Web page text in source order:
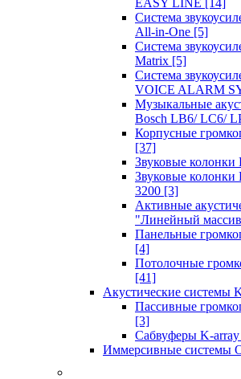
EASY LINE [14]
Система
All-in-One [5]
Система
Matrix [5]
Система
VOICE ALARM
Музыкальные
Bosch LB6/ LC6/
Корпусные
[37]
Звуковые колонки
Звуковые
3200 [3]
Активные
"Линейный
Панельные
[4]
Потолочные
[41]
Акустические системы
Пассивные
[3]
Сабвуферы K-array
Иммерсивные системы